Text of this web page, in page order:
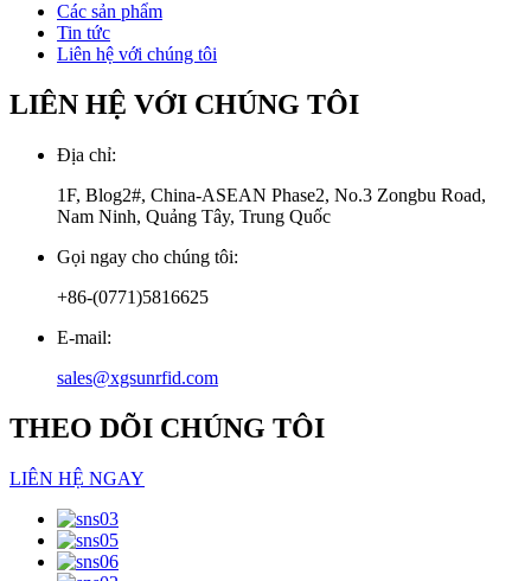
Các sản phẩm
Tin tức
Liên hệ với chúng tôi
LIÊN HỆ VỚI CHÚNG TÔI
Địa chỉ:
1F, Blog2#, China-ASEAN Phase2, No.3 Zongbu Road,
Nam Ninh, Quảng Tây, Trung Quốc
Gọi ngay cho chúng tôi:
+86-(0771)5816625
E-mail:
sales@xgsunrfid.com
THEO DÕI CHÚNG TÔI
LIÊN HỆ NGAY